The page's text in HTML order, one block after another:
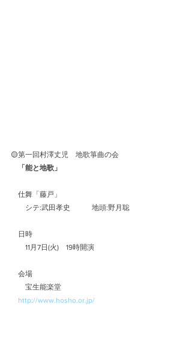
🟡第一回村澤丈児　地歌箏曲の会
「能と地歌」
仕舞「藤戸」
シテ:武田孝史　　　地頭:野月聡
日時
11月7日(火)　19時開演
会場
宝生能楽堂
http://www.hosho.or.jp/